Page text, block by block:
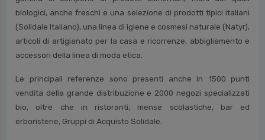
biologici, anche freschi e una selezione di prodotti tipici italiani
(Solidale Italiano), una linea di igiene e cosmesi naturale (Natyr),
articoli di artigianato per la casa e ricorrenze, abbigliamento e
accessori della linea di moda etica.
Le principali referenze sono presenti anche in 1500 punti
vendita della grande distribuzione e 2000 negozi specializzati
bio, oltre che in ristoranti, mense scolastiche, bar ed
erboristerie, Gruppi di Acquisto Solidale.